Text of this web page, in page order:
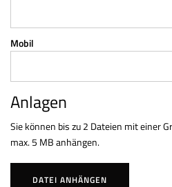
Mobil
Anlagen
Sie können bis zu 2 Dateien mit einer
max. 5 MB anhängen.
DATEI ANHÄNGEN